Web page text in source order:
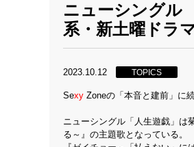
ニューシングル
系・新土曜ドラ
2023.10.12 TOPICS
Sexy Zoneの「本音と建前」に
ニューシングル「人生遊戯」は
る～』の主題歌となっている。